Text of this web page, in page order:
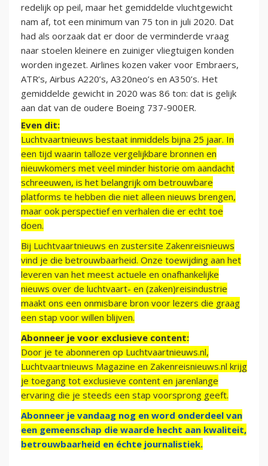
redelijk op peil, maar het gemiddelde vluchtgewicht
nam af, tot een minimum van 75 ton in juli 2020. Dat
had als oorzaak dat er door de verminderde vraag
naar stoelen kleinere en zuiniger vliegtuigen konden
worden ingezet. Airlines kozen vaker voor Embraers,
ATR’s, Airbus A220’s, A320neo’s en A350’s. Het
gemiddelde gewicht in 2020 was 86 ton: dat is gelijk
aan dat van de oudere Boeing 737-900ER.
Even dit:
Luchtvaartnieuws bestaat inmiddels bijna 25 jaar. In
een tijd waarin talloze vergelijkbare bronnen en
nieuwkomers met veel minder historie om aandacht
schreeuwen, is het belangrijk om betrouwbare
platforms te hebben die niet alleen nieuws brengen,
maar ook perspectief en verhalen die er echt toe
doen.
Bij Luchtvaartnieuws en zustersite Zakenreisnieuws
vind je die betrouwbaarheid. Onze toewijding aan het
leveren van het meest actuele en onafhankelijke
nieuws over de luchtvaart- en (zaken)reisindustrie
maakt ons een onmisbare bron voor lezers die graag
een stap voor willen blijven.
Abonneer je voor exclusieve content:
Door je te abonneren op Luchtvaartnieuws.nl,
Luchtvaartnieuws Magazine en Zakenreisnieuws.nl krijg
je toegang tot exclusieve content en jarenlange
ervaring die je steeds een stap voorsprong geeft.
Abonneer je vandaag nog en word onderdeel van
een gemeenschap die waarde hecht aan kwaliteit,
betrouwbaarheid en échte journalistiek.